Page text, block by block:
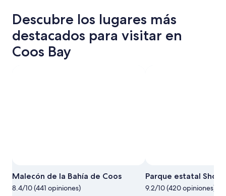
Descubre los lugares más
destacados para visitar en
Coos Bay
Malecón de la Bahía de Coos
8.4/10 (441 opiniones)
Parque estatal
9.2/10 (420 opiniones)